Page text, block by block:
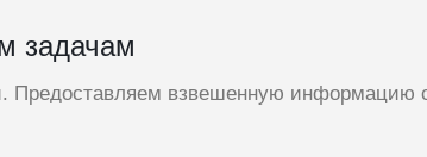
задачам
взвешенную информацию